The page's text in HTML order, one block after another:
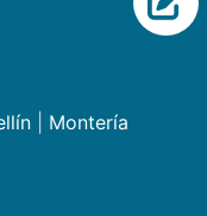
| Montería